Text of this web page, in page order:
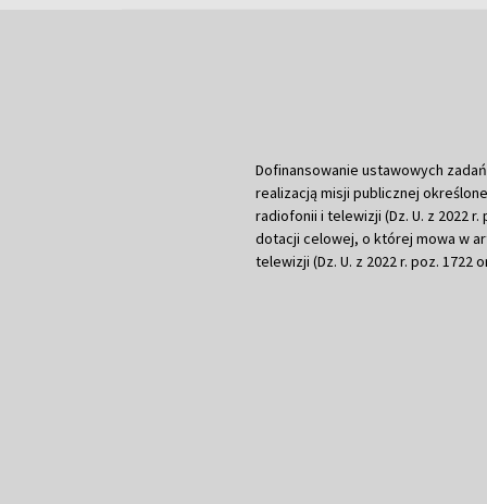
Dofinansowanie ustawowych
realizacją misji publicznej
radiofonii i telewizji (Dz. U. z 2022
dotacji celowej, o której mowa w
telewizji (Dz. U. z 2022 r. poz. 1722